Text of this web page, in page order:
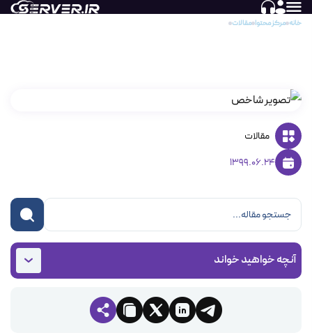
خانه مرکز محتوا مقالات
مقالات
1399.06.24
آنچه خواهید خواند